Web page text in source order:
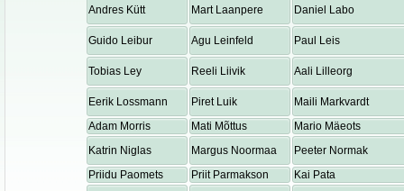
Andres Kütt Mart Laanpere Daniel Labo
Guido Leibur Agu Leinfeld Paul Leis
Tobias Ley Reeli Liivik Aali Lilleorg
Eerik Lossmann Piret Luik
Maili Markvardt
Adam Morris
Mati Mõttus
Mario Mäeots
Katrin Niglas
Margus Noormaa
Peeter Normak
Priidu Paomets
Priit Parmakson
Kai Pata